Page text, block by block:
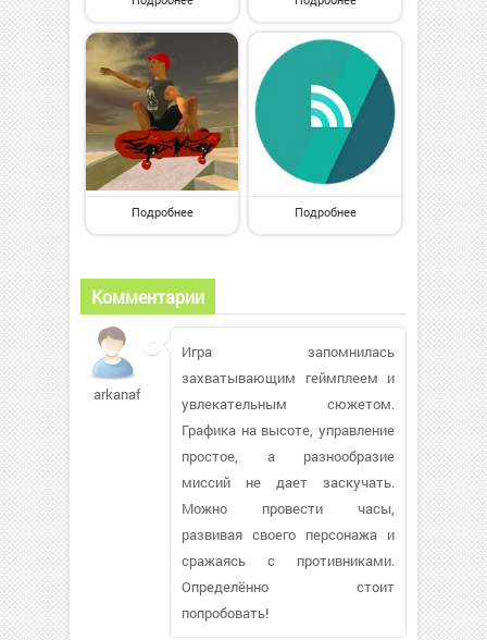
Подробнее Подробнее
Комментарии
arkanaft
Игра запомнилась
захватывающим геймплеем и
увлекательным сюжетом.
Графика на высоте, управление
простое, а разнообразие
миссий не дает заскучать.
Можно провести часы,
развивая своего персонажа и
сражаясь с противниками.
Определённо стоит
попробовать!